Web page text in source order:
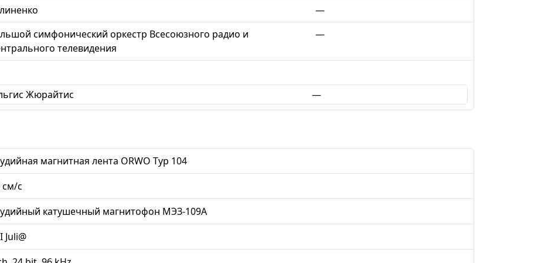
—
симфонический оркестр Всесоюзного радио и
телевидения
—
Жюрайтис —
магнитная лента ORWO Typ 104
см/с
катушечный магнитофон МЭЗ-109А
Juli@